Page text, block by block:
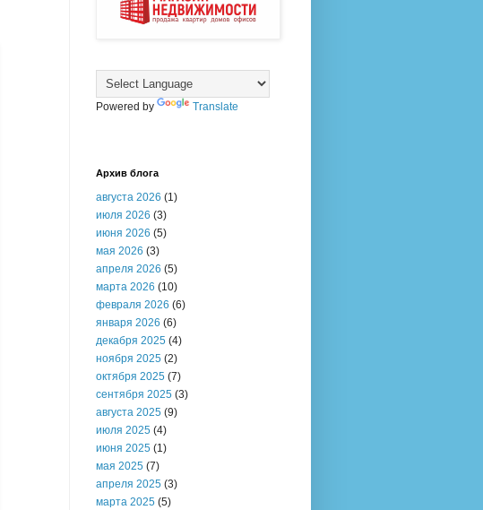
Powered by Translate
Архив блога
августа 2026 (1)
июля 2026 (3)
июня 2026 (5)
мая 2026 (3)
апреля 2026 (5)
марта 2026 (10)
февраля 2026 (6)
января 2026 (6)
декабря 2025 (4)
ноября 2025 (2)
октября 2025 (7)
сентября 2025 (3)
августа 2025 (9)
июля 2025 (4)
июня 2025 (1)
мая 2025 (7)
апреля 2025 (3)
марта 2025 (5)